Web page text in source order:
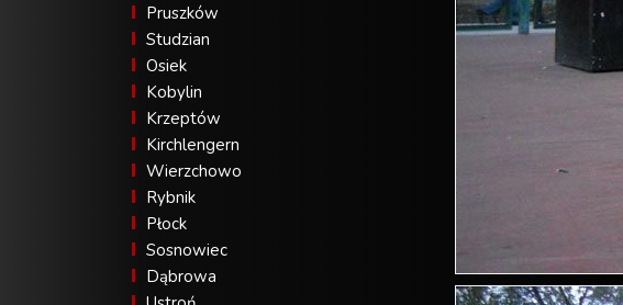
Pruszków
Studzian
Osiek
Kobylin
Krzeptów
Kirchlengern
Wierzchowo
Rybnik
Płock
Sosnowiec
Dąbrowa